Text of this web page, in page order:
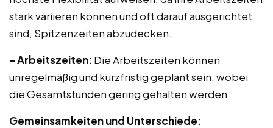
stark variieren können und oft darauf ausgerichtet
sind, Spitzenzeiten abzudecken.
– Arbeitszeiten: Die Arbeitszeiten können
unregelmäßig und kurzfristig geplant sein, wobei
die Gesamtstunden gering gehalten werden.
Gemeinsamkeiten und Unterschiede: